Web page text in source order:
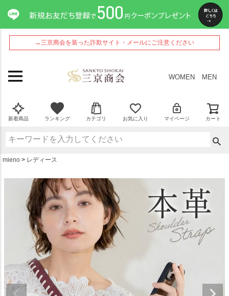
→三京商会を装った詐欺サイト・メールにご注意ください
WOMEN MEN
新着商品 ランキング カテゴリ お気に入り マイページ カート
mieno レディース
ペー
ジト
ップ
へ